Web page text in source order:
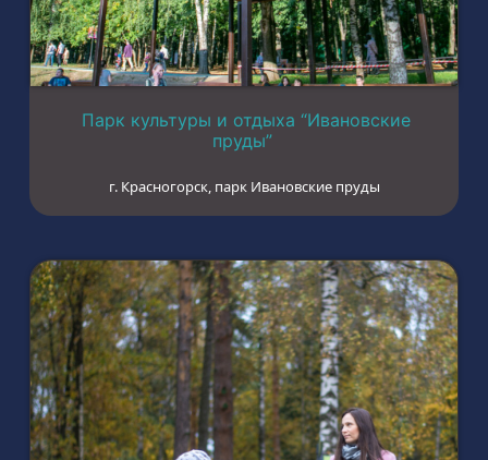
Парк культуры и отдыха “Ивановские
пруды”
г. Красногорск, парк Ивановские пруды